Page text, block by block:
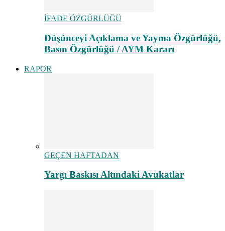
İFADE ÖZGÜRLÜĞÜ
Düşünceyi Açıklama ve Yayma Özgürlüğü,
Basın Özgürlüğü / AYM Kararı
RAPOR
GEÇEN HAFTADAN
Yargı Baskısı Altındaki Avukatlar